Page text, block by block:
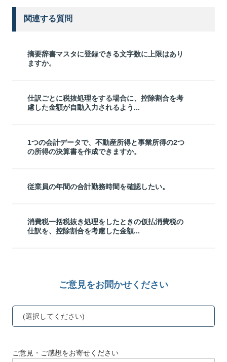
関連する質問
摘要辞書マスタに登録できる文字数に上限はあり
ますか。
仕訳ごとに税抜処理をする場合に、控除割合を考
慮した金額が自動入力されるよう...
1つの会計データで、不動産所得と事業所得の2つ
の所得の決算書を作成できますか。
従業員の年間の合計勤務時間を確認したい。
消費税一括税抜き処理をしたときの仮払消費税の
仕訳を、控除割合を考慮した金額...
ご意見をお聞かせください
(選択してください)
ご意見・ご感想をお寄せください